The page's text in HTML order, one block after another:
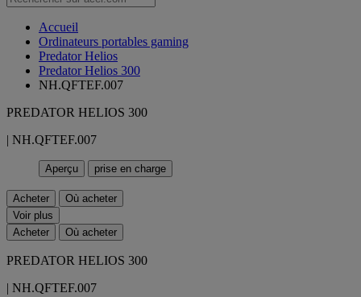
Accueil
Ordinateurs portables gaming
Predator Helios
Predator Helios 300
NH.QFTEF.007
PREDATOR HELIOS 300
| NH.QFTEF.007
Aperçu prise en charge
Acheter
Où acheter
Voir plus
Acheter
Où acheter
PREDATOR HELIOS 300
| NH.QFTEF.007